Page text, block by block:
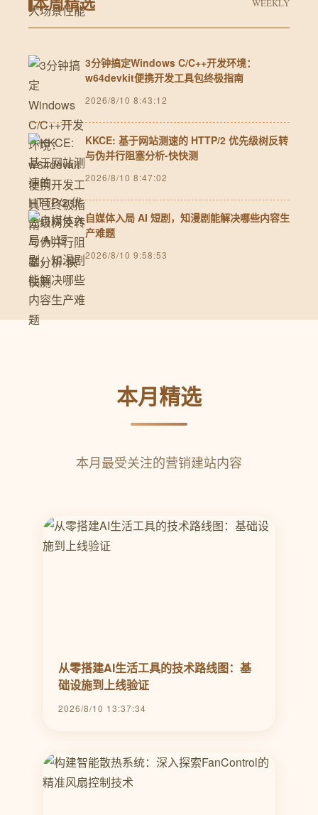
WEEKLY
3分钟搞定Windows C/C++开发环境：
w64devkit便携开发工具包终极指南
2026/8/10 8:43:12
KKCE: 基于网站测速的 HTTP/2 优先级树反转
与伪并行阻塞分析-快快测
2026/8/10 8:47:02
自媒体入局 AI 短剧，知漫剧能解决哪些内容生
产难题
2026/8/10 9:58:53
本月精选
本月最受关注的营销建站内容
从零搭建AI生活工具的技术路线图：基
础设施到上线验证
2026/8/10 13:37:34